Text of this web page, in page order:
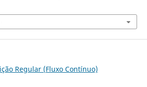
Regular (Fluxo Contínuo)